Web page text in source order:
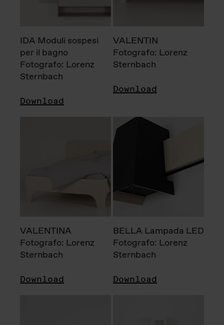
IDA Moduli sospesi
per il bagno
Fotografo: Lorenz
Sternbach
Download
VALENTIN
Fotografo: Lorenz
Sternbach
Download
VALENTINA
Fotografo: Lorenz
Sternbach
Download
BELLA Lampada LED
Fotografo: Lorenz
Sternbach
Download